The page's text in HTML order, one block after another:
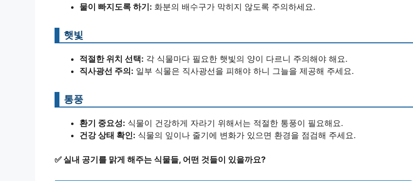
물이 빠지도록 하기: 화분의 배수구가 막히지 않도록 주의하세요.
햇빛
적절한 위치 선택: 각 식물마다 필요한 햇빛의 양이 다르니 주의해야 해요.
직사광선 주의: 일부 식물은 직사광선을 피해야 하니 그늘을 제공해 주세요.
통풍
환기 중요성: 식물이 건강하게 자라기 위해서는 적절한 통풍이 필요해요.
건강 상태 확인: 식물의 잎이나 줄기에 변화가 있으면 환경을 점검해 주세요.
✅ 실내 공기를 맑게 해주는 식물들, 어떤 것들이 있을까요?